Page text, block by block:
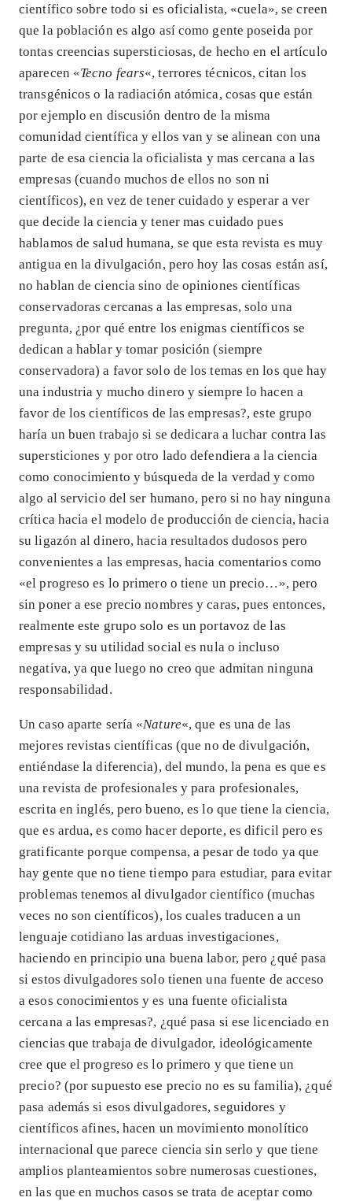
científico sobre todo si es oficialista, «cuela», se creen
que la población es algo así como gente poseida por
tontas creencias supersticiosas, de hecho en el artículo
aparecen «Tecno fears«, terrores técnicos, citan los
transgénicos o la radiación atómica, cosas que están
por ejemplo en discusión dentro de la misma
comunidad científica y ellos van y se alinean con una
parte de esa ciencia la oficialista y mas cercana a las
empresas (cuando muchos de ellos no son ni
científicos), en vez de tener cuidado y esperar a ver
que decide la ciencia y tener mas cuidado pues
hablamos de salud humana, se que esta revista es muy
antigua en la divulgación, pero hoy las cosas están así,
no hablan de ciencia sino de opiniones científicas
conservadoras cercanas a las empresas, solo una
pregunta, ¿por qué entre los enigmas científicos se
dedican a hablar y tomar posición (siempre
conservadora) a favor solo de los temas en los que hay
una industria y mucho dinero y siempre lo hacen a
favor de los científicos de las empresas?, este grupo
haría un buen trabajo si se dedicara a luchar contra las
supersticiones y por otro lado defendiera a la ciencia
como conocimiento y búsqueda de la verdad y como
algo al servicio del ser humano, pero si no hay ninguna
crítica hacia el modelo de producción de ciencia, hacia
su ligazón al dinero, hacia resultados dudosos pero
convenientes a las empresas, hacia comentarios como
«el progreso es lo primero o tiene un precio…», pero
sin poner a ese precio nombres y caras, pues entonces,
realmente este grupo solo es un portavoz de las
empresas y su utilidad social es nula o incluso
negativa, ya que luego no creo que admitan ninguna
responsabilidad.
Un caso aparte sería «Nature«, que es una de las
mejores revistas científicas (que no de divulgación,
entiéndase la diferencia), del mundo, la pena es que es
una revista de profesionales y para profesionales,
escrita en inglés, pero bueno, es lo que tiene la ciencia,
que es ardua, es como hacer deporte, es dificil pero es
gratificante porque compensa, a pesar de todo ya que
hay gente que no tiene tiempo para estudiar, para evitar
problemas tenemos al divulgador científico (muchas
veces no son científicos), los cuales traducen a un
lenguaje cotidiano las arduas investigaciones,
haciendo en principio una buena labor, pero ¿qué pasa
si estos divulgadores solo tienen una fuente de acceso
a esos conocimientos y es una fuente oficialista
cercana a las empresas?, ¿qué pasa si ese licenciado en
ciencias que trabaja de divulgador, ideológicamente
cree que el progreso es lo primero y que tiene un
precio? (por supuesto ese precio no es su familia), ¿qué
pasa además si esos divulgadores, seguidores y
científicos afines, hacen un movimiento monolítico
internacional que parece ciencia sin serlo y que tiene
amplios planteamientos sobre numerosas cuestiones,
en las que en muchos casos se trata de aceptar como